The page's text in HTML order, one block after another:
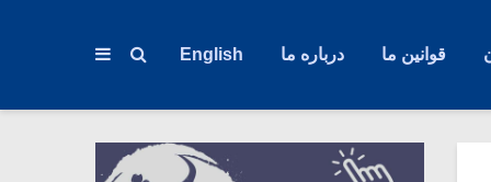
قوانین ما درباره ما English